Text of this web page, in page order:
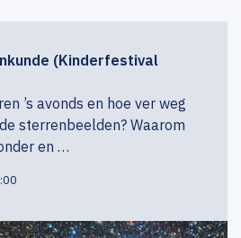
(Kinderfestival
’s avonds en hoe ver weg
sterrenbeelden? Waarom
en …